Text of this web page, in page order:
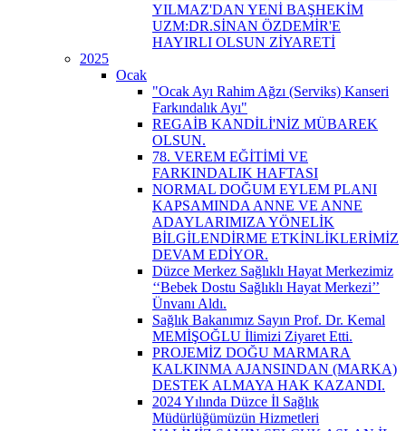
YILMAZ'DAN YENİ BAŞHEKİM
UZM:DR.SİNAN ÖZDEMİR'E
HAYIRLI OLSUN ZİYARETİ
2025
Ocak
"Ocak Ayı Rahim Ağzı (Serviks) Kanseri
Farkındalık Ayı"
REGAİB KANDİLİ'NİZ MÜBAREK
OLSUN.
78. VEREM EĞİTİMİ VE
FARKINDALIK HAFTASI
NORMAL DOĞUM EYLEM PLANI
KAPSAMINDA ANNE VE ANNE
ADAYLARIMIZA YÖNELİK
BİLGİLENDİRME ETKİNLİKLERİMİZ
DEVAM EDİYOR.
Düzce Merkez Sağlıklı Hayat Merkezimiz
‘‘Bebek Dostu Sağlıklı Hayat Merkezi’’
Ünvanı Aldı.
Sağlık Bakanımız Sayın Prof. Dr. Kemal
MEMİŞOĞLU İlimizi Ziyaret Etti.
PROJEMİZ DOĞU MARMARA
KALKINMA AJANSINDAN (MARKA)
DESTEK ALMAYA HAK KAZANDI.
2024 Yılında Düzce İl Sağlık
Müdürlüğümüzün Hizmetleri